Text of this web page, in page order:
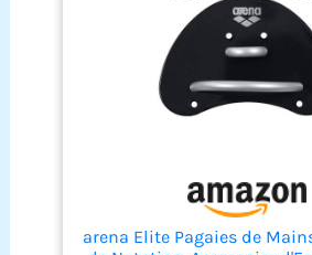
arena Elite Pagaies de